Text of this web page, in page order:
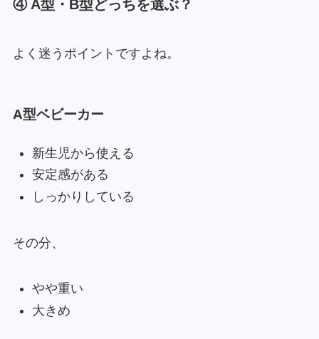
④ A型・B型どっちを選ぶ？
よく迷うポイントですよね。
A型ベビーカー
新生児から使える
安定感がある
しっかりしている
その分、
やや重い
大きめ